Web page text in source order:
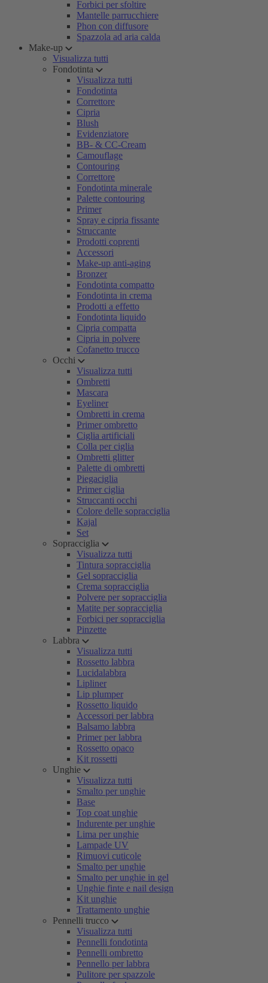
Forbici per sfoltire
Mantelle parrucchiere
Phon con diffusore
Spazzola ad aria calda
Make-up
Visualizza tutti
Fondotinta
Visualizza tutti
Fondotinta
Correttore
Cipria
Blush
Evidenziatore
BB- & CC-Cream
Camouflage
Contouring
Correttore
Fondotinta minerale
Palette contouring
Primer
Spray e cipria fissante
Struccante
Prodotti coprenti
Accessori
Make-up anti-aging
Bronzer
Fondotinta compatto
Fondotinta in crema
Prodotti a effetto
Fondotinta liquido
Cipria compatta
Cipria in polvere
Cofanetto trucco
Occhi
Visualizza tutti
Ombretti
Mascara
Eyeliner
Ombretti in crema
Primer ombretto
Ciglia artificiali
Colla per ciglia
Ombretti glitter
Palette di ombretti
Piegaciglia
Primer ciglia
Struccanti occhi
Colore delle sopracciglia
Kajal
Set
Sopracciglia
Visualizza tutti
Tintura sopracciglia
Gel sopracciglia
Crema sopracciglia
Polvere per sopracciglia
Matite per sopracciglia
Forbici per sopracciglia
Pinzette
Labbra
Visualizza tutti
Rossetto labbra
Lucidalabbra
Lipliner
Lip plumper
Rossetto liquido
Accessori per labbra
Balsamo labbra
Primer per labbra
Rossetto opaco
Kit rossetti
Unghie
Visualizza tutti
Smalto per unghie
Base
Top coat unghie
Indurente per unghie
Lima per unghie
Lampade UV
Rimuovi cuticole
Smalto per unghie
Smalto per unghie in gel
Unghie finte e nail design
Kit unghie
Trattamento unghie
Pennelli trucco
Visualizza tutti
Pennelli fondotinta
Pennelli ombretto
Pennello per labbra
Pulitore per spazzole